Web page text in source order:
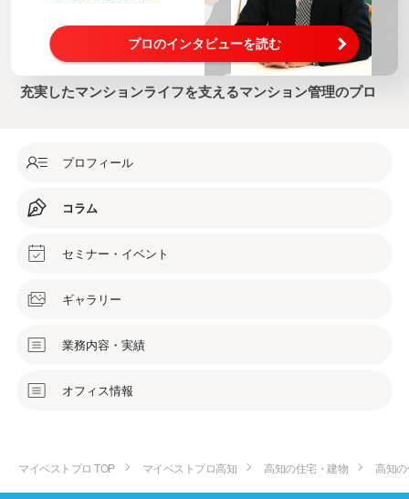
プロのインタビューを読む
充実したマンションライフを支えるマンション管理のプロ
プロフィール
コラム
セミナー・イベント
ギャラリー
業務内容・実績
オフィス情報
マイベストプロ TOP マイベストプロ高知 高知の住宅・建物 高知